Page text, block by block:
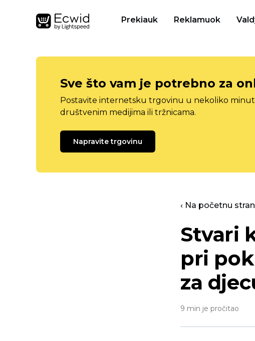
Prekiauk Reklamuok
Sve što vam je potrebno za
Postavite internetsku trgovinu u nekoliko
društvenim medijima ili tržnicama.
Napravite trgovinu
‹ Na početnu
Stvari
pri
za
9 min je pročitao